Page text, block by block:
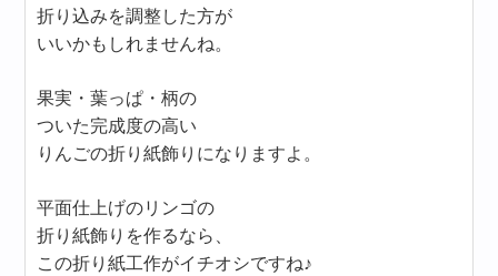
折り込みを調整した方が
いいかもしれませんね。
果実・葉っぱ・柄の
ついた完成度の高い
りんごの折り紙飾りになりますよ。
平面仕上げのリンゴの
折り紙飾りを作るなら、
この折り紙工作がイチオシですね♪